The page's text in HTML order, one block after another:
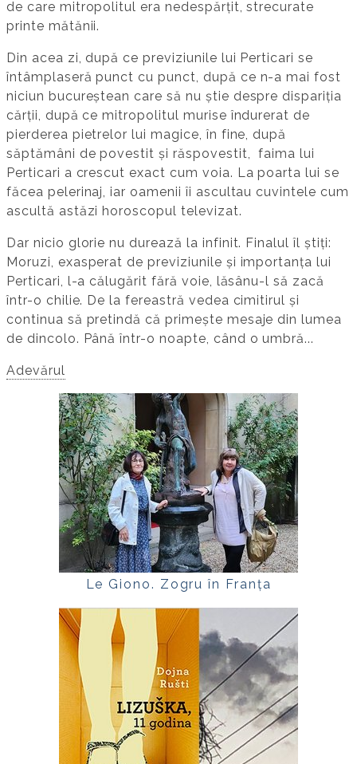
de care mitropolitul era nedespărțit, strecurate
printe mătănii.
Din acea zi, după ce previziunile lui Perticari se
întâmplaseră punct cu punct, după ce n-a mai fost
niciun bucureștean care să nu știe despre dispariția
cărții, după ce mitropolitul murise îndurerat de
pierderea pietrelor lui magice, în fine, după
săptămâni de povestit și răspovestit, faima lui
Perticari a crescut exact cum voia. La poarta lui se
făcea pelerinaj, iar oamenii îi ascultau cuvintele cum
ascultă astăzi horoscopul televizat.
Dar nicio glorie nu durează la infinit. Finalul îl știți:
Moruzi, exasperat de previziunile și importanța lui
Perticari, l-a călugărit fără voie, lăsânu-l să zacă
într-o chilie. De la fereastră vedea cimitirul și
continua să pretindă că primește mesaje din lumea
de dincolo. Până într-o noapte, când o umbră...
Adevărul
Le Giono. Zogru în Franța